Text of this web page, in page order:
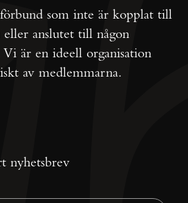
som inte är kopplat till
anslutet till någon
Vi är en ideell organisation
av medlemmarna.
nyhetsbrev